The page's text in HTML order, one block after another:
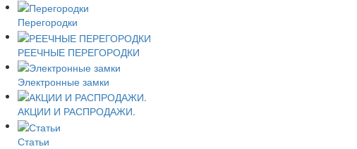
Перегородки
РЕЕЧНЫЕ ПЕРЕГОРОДКИ
Электронные замки
АКЦИИ И РАСПРОДАЖИ.
Статьи